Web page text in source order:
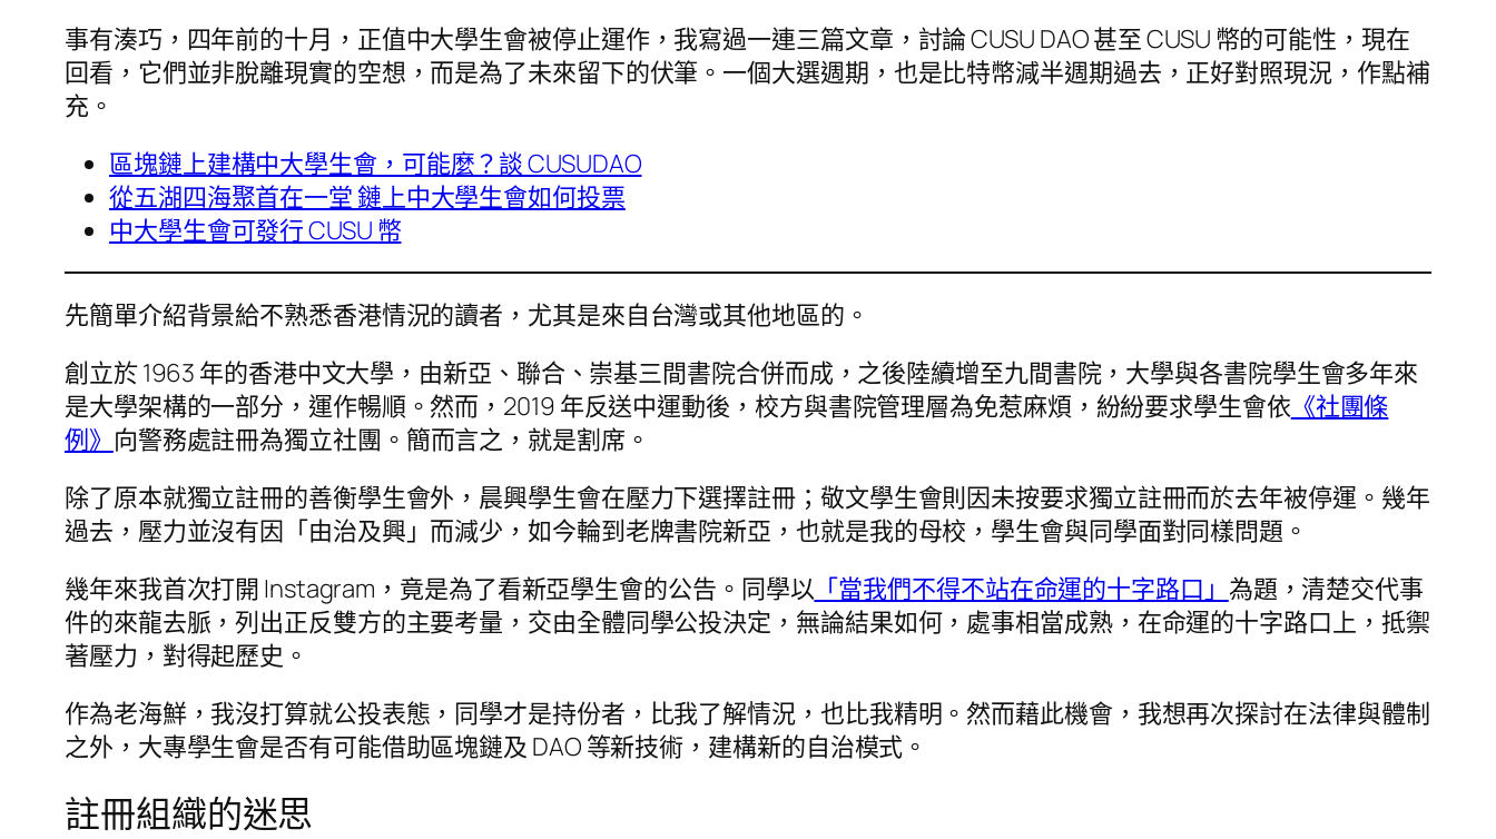
事有湊巧，四年前的十月，正值中大學生會被停止運作，我寫過一連三篇文章，討論 CUSU DAO 甚至 CUSU 幣的可能性，現在
回看，它們並非脫離現實的空想，而是為了未來留下的伏筆。一個大選週期，也是比特幣減半週期過去，正好對照現況，作點補
充。
區塊鏈上建構中大學生會，可能麼？談 CUSUDAO
從五湖四海聚首在一堂 鏈上中大學生會如何投票
中大學生會可發行 CUSU 幣
先簡單介紹背景給不熟悉香港情況的讀者，尤其是來自台灣或其他地區的。
創立於 1963 年的香港中文大學，由新亞、聯合、崇基三間書院合併而成，之後陸續增至九間書院，大學與各書院學生會多年來
是大學架構的一部分，運作暢順。然而，2019 年反送中運動後，校方與書院管理層為免惹麻煩，紛紛要求學生會依《社團條
例》 向警務處註冊為獨立社團。簡而言之，就是割席。
除了原本就獨立註冊的善衡學生會外，晨興學生會在壓力下選擇註冊；敬文學生會則因未按要求獨立註冊而於去年被停運。幾年
過去，壓力並沒有因「由治及興」而減少，如今輪到老牌書院新亞，也就是我的母校，學生會與同學面對同樣問題。
幾年來我首次打開 Instagram，竟是為了看新亞學生會的公告。同學以「當我們不得不站在命運的十字路口」 為題，清楚交代事
件的來龍去脈，列出正反雙方的主要考量，交由全體同學公投決定，無論結果如何，處事相當成熟，在命運的十字路口上，抵禦
著壓力，對得起歷史。
作為老海鮮，我沒打算就公投表態，同學才是持份者，比我了解情況，也比我精明。然而藉此機會，我想再次探討在法律與體制
之外，大專學生會是否有可能借助區塊鏈及 DAO 等新技術，建構新的自治模式。
註冊組織的迷思